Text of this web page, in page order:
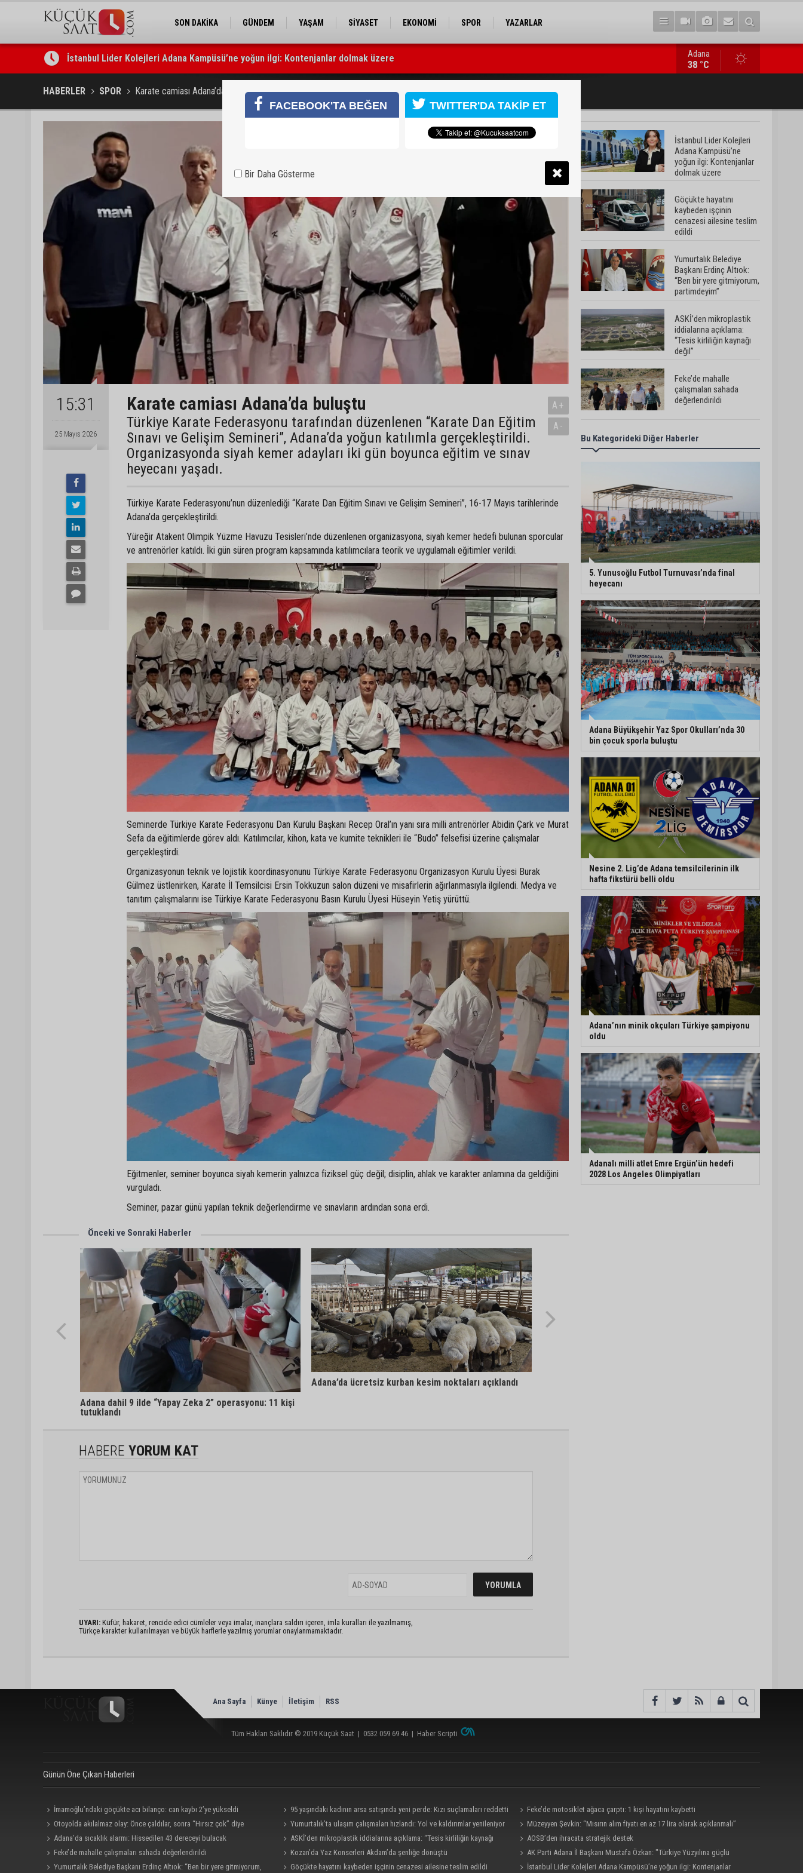
SON DAKİKA GÜNDEM YAŞAM SİYASET EKONOMİ SPOR YAZARLAR
İstanbul Lider Kolejleri Adana Kampüsü’ne yoğun ilgi: Kontenjanlar dolmak üzere
Göçükte hayatını kaybeden işçinin cenazesi ailesine teslim edildi Yumurtalık Belediye Başkanı Erdinç Altıok: “Ben bir yere
Adana
38 °C
HABERLER SPOR Karate camiası Adana’da buluştu
15:31
25 Mayıs 2026
Karate camiası Adana’da buluştu
Türkiye Karate Federasyonu tarafından düzenlenen “Karate Dan Eğitim
Sınavı ve Gelişim Semineri”, Adana’da yoğun katılımla gerçekleştirildi.
Organizasyonda siyah kemer adayları iki gün boyunca eğitim ve sınav
heyecanı yaşadı.
A+
A-
Türkiye Karate Federasyonu’nun düzenlediği “Karate Dan Eğitim Sınavı ve Gelişim Semineri”, 16-17 Mayıs tarihlerinde
Adana’da gerçekleştirildi.
Yüreğir Atakent Olimpik Yüzme Havuzu Tesisleri’nde düzenlenen organizasyona, siyah kemer hedefi bulunan sporcular
ve antrenörler katıldı. İki gün süren program kapsamında katılımcılara teorik ve uygulamalı eğitimler verildi.
Seminerde Türkiye Karate Federasyonu Dan Kurulu Başkanı Recep Oral’ın yanı sıra milli antrenörler Abidin Çark ve Murat
Sefa da eğitimlerde görev aldı. Katılımcılar, kihon, kata ve kumite teknikleri ile “Budo” felsefisi üzerine çalışmalar
gerçekleştirdi.
Organizasyonun teknik ve lojistik koordinasyonunu Türkiye Karate Federasyonu Organizasyon Kurulu Üyesi Burak
Gülmez üstlenirken, Karate İl Temsilcisi Ersin Tokkuzun salon düzeni ve misafirlerin ağırlanmasıyla ilgilendi. Medya ve
tanıtım çalışmalarını ise Türkiye Karate Federasyonu Basın Kurulu Üyesi Hüseyin Yetiş yürüttü.
Eğitmenler, seminer boyunca siyah kemerin yalnızca fiziksel güç değil; disiplin, ahlak ve karakter anlamına da geldiğini
vurguladı.
Seminer, pazar günü yapılan teknik değerlendirme ve sınavların ardından sona erdi.
Önceki ve Sonraki Haberler
Adana dahil 9 ilde “Yapay Zeka 2” operasyonu: 11 kişi
tutuklandı
Adana’da ücretsiz kurban kesim noktaları açıklandı
HABERE YORUM KAT
UYARI: Küfür, hakaret, rencide edici cümleler veya imalar, inançlara saldırı içeren, imla kuralları ile yazılmamış,
Türkçe karakter kullanılmayan ve büyük harflerle yazılmış yorumlar onaylanmamaktadır.
İstanbul Lider Kolejleri
Adana Kampüsü’ne
yoğun ilgi: Kontenjanlar
dolmak üzere
Göçükte hayatını
kaybeden işçinin
cenazesi ailesine teslim
edildi
Yumurtalık Belediye
Başkanı Erdinç Altıok:
“Ben bir yere gitmiyorum,
partimdeyim”
ASKİ’den mikroplastik
iddialarına açıklama:
“Tesis kirliliğin kaynağı
değil”
Feke’de mahalle
çalışmaları sahada
değerlendirildi
AK Parti Adana İl
Başkanı Mustafa Özkan:
"Türkiye Yüzyılına güçlü
Kozan’da Yaz Konserleri
Akdam’da şenliğe
dönüştü
Adana’da sıcaklık alarmı:
Hissedilen 43 dereceyi
bulacak
Yumurtalık’ta ulaşım
çalışmaları hızlandı: Yol
ve kaldırımlar yenileniyor
Otoyolda akılalmaz olay:
Önce çaldılar, sonra
“Hırsız çok” diye
uyardılar
Bu Kategorideki Diğer Haberler
5. Yunusoğlu Futbol Turnuvası’nda final
heyecanı
Adana Büyükşehir Yaz Spor Okulları’nda 30
bin çocuk sporla buluştu
Nesine 2. Lig’de Adana temsilcilerinin ilk
hafta fikstürü belli oldu
Adana’nın minik okçuları Türkiye şampiyonu
oldu
Adanalı milli atlet Emre Ergün’ün hedefi
2028 Los Angeles Olimpiyatları
Ana Sayfa Künye İletişim RSS
Tüm Hakları Saklıdır © 2019 Küçük Saat | 0532 059 69 46 | Haber Scripti
Günün Öne Çıkan Haberleri
İmamoğlu’ndaki göçükte acı bilanço: can kaybı 2’ye yükseldi 95 yaşındaki kadının arsa satışında yeni perde: Kızı suçlamaları reddetti
Feke’de motosiklet ağaca çarptı: 1 kişi hayatını kaybetti
Otoyolda akılalmaz olay: Önce çaldılar, sonra “Hırsız çok” diye
uyardılar
Yumurtalık’ta ulaşım çalışmaları hızlandı: Yol ve kaldırımlar yenileniyor
Müzeyyen Şevkin: “Mısırın alım fiyatı en az 17 lira olarak açıklanmalı”
Adana’da sıcaklık alarmı: Hissedilen 43 dereceyi bulacak
ASKİ’den mikroplastik iddialarına açıklama: “Tesis kirliliğin kaynağı
değil”
AOSB’den ihracata stratejik destek
Feke’de mahalle çalışmaları sahada değerlendirildi
Kozan’da Yaz Konserleri Akdam’da şenliğe dönüştü
AK Parti Adana İl Başkanı Mustafa Özkan: "Türkiye Yüzyılına güçlü
teşkilatımızla yürüyoruz"
Yumurtalık Belediye Başkanı Erdinç Altıok: “Ben bir yere gitmiyorum, Göçükte hayatını kaybeden işçinin cenazesi ailesine teslim edildi İstanbul Lider Kolejleri Adana Kampüsü’ne yoğun ilgi: Kontenjanlar
FACEBOOK'TA BEĞEN TWITTER'DA TAKİP ET
Bir Daha Gösterme